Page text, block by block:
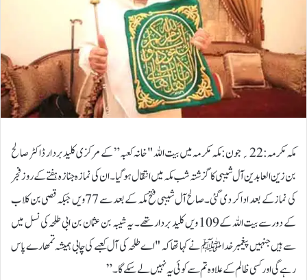
مکہ مکرمہ:22؍جون:مکہ مکرمہ میں بیت اللہ "خانہ کعبہ” کے مرکزی کلید بردار ڈاکٹر صالح
بن زین العابدین آل شیبی کا گزشتہ شب مکہ میں انتقال ہو گیا۔ ان کی نمازہ جنازہ ہفتے کے روز فجر
کی نماز کے بعد ادا کر دی گئی۔صالح آل شیبی فتح مکہ کے بعد سے 77 ویں جبکہ قصی بن کلاب
کے دور سے بیت اللہ کے 109 ویں کلید بردار تھے۔ یہ شیبہ بن عثمان بن ابی طلحہ کی نسل میں
سے ہیں جنہیں پیغمبر خدا ﷺ نے کہا تھا کہ "اے طلحہ کی آل کعبے کی چابی ہمیشہ تمھارے پاس
رہے گی اور کسی ظالم کے علاوہ تم سے کوئی یہ نہیں لے سکے گا۔”